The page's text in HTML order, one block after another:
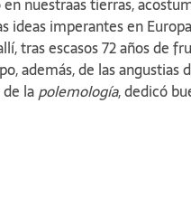
imperantes en
tras escasos 72 años de
además, de las angustias
lapolemología, dedicó
este marco necesario,